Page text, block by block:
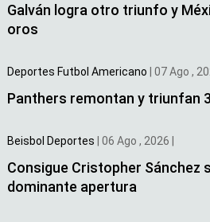
Galván logra otro triunfo y
oros
Deportes Futbol Americano 07 Ago ,
Panthers remontan y triunfan
Beisbol Deportes 06 Ago , 2026
Consigue Cristopher Sánchez
dominante apertura